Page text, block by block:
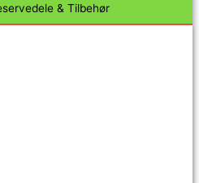
& Tilbehør